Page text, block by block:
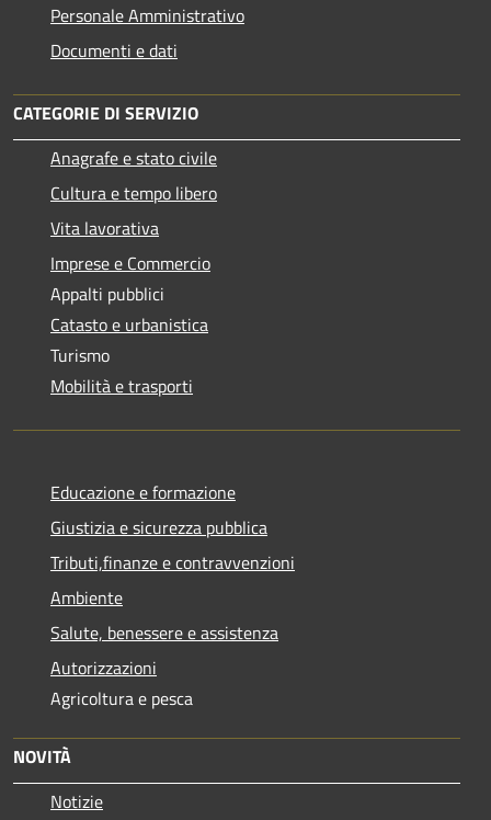
Personale Amministrativo
Documenti e dati
CATEGORIE DI SERVIZIO
Anagrafe e stato civile
Cultura e tempo libero
Vita lavorativa
Imprese e Commercio
Appalti pubblici
Catasto e urbanistica
Turismo
Mobilità e trasporti
Educazione e formazione
Giustizia e sicurezza pubblica
Tributi,finanze e contravvenzioni
Ambiente
Salute, benessere e assistenza
Autorizzazioni
Agricoltura e pesca
NOVITÀ
Notizie